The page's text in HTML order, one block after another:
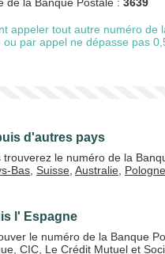
appeler tout autre numéro de
par appel ne dépasse pas
d'autres pays
le numéro de la
Bas Suisse Australie Pologne
l' Espagne
le numéro de la Banque
CIC Le Crédit Mutuel et